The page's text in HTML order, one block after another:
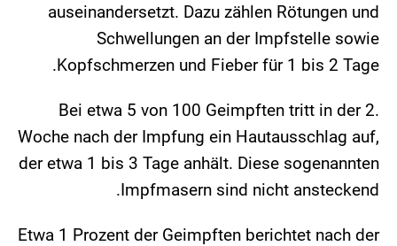
auseinandersetzt. Dazu zählen Rötungen und
Schwellungen an der Impfstelle sowie
Kopfschmerzen und Fieber für 1 bis 2 Tage.
Bei etwa 5 von 100 Geimpften tritt in der 2.
Woche nach der Impfung ein Hautausschlag auf,
der etwa 1 bis 3 Tage anhält. Diese sogenannten
Impfmasern sind nicht ansteckend.
Etwa 1 Prozent der Geimpften berichtet nach der